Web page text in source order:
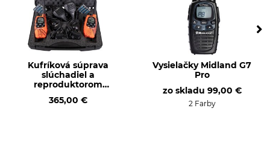
Kufríková súprava
slúchadiel a
reproduktorom
365,00 €
Vysielačky Midland G7
Pro
zo skladu 99,00 €
2 Farby